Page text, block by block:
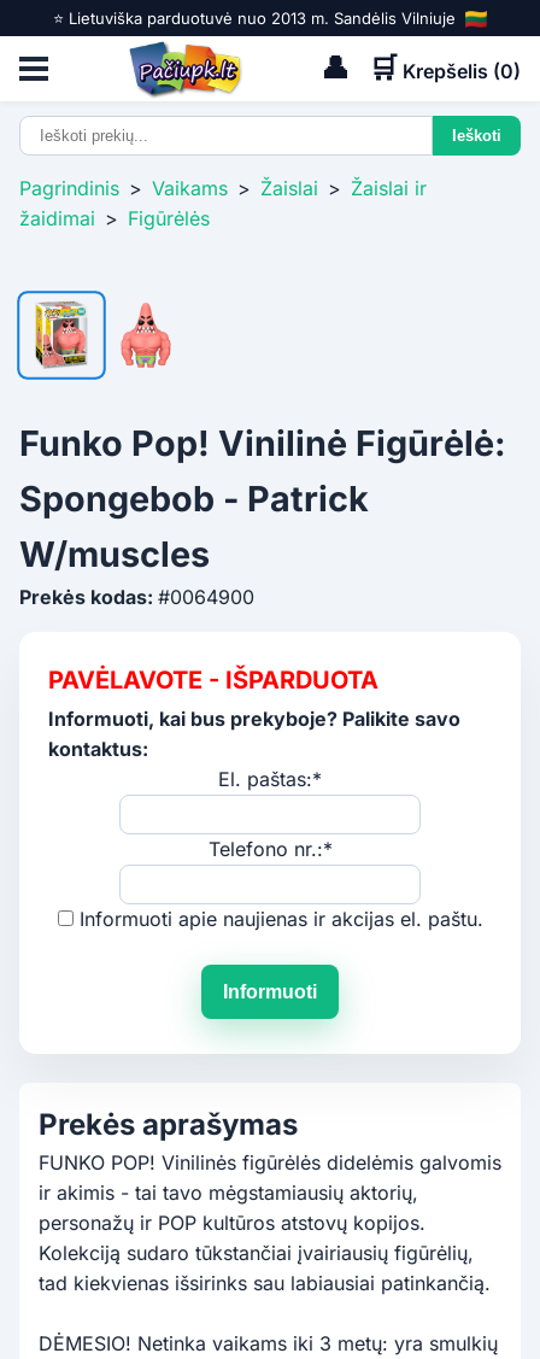
⭐️ Lietuviška parduotuvė nuo 2013 m. Sandėlis Vilniuje
👤 🛒 Krepšelis (0)
Pagrindinis > Vaikams > Žaislai > Žaislai ir
žaidimai > Figūrėlės
Funko Pop! Vinilinė Figūrėlė:
Spongebob - Patrick
W/muscles
Prekės kodas: #0064900
PAVĖLAVOTE - IŠPARDUOTA
Informuoti, kai bus prekyboje? Palikite savo
kontaktus:
El. paštas:*
Telefono nr.:*
Informuoti apie naujienas ir akcijas el. paštu.
Informuoti
Prekės aprašymas
FUNKO POP! Vinilinės figūrėlės didelėmis galvomis
ir akimis - tai tavo mėgstamiausių aktorių,
personažų ir POP kultūros atstovų kopijos.
Kolekciją sudaro tūkstančiai įvairiausių figūrėlių,
tad kiekvienas išsirinks sau labiausiai patinkančią.
DĖMESIO! Netinka vaikams iki 3 metų: yra smulkių